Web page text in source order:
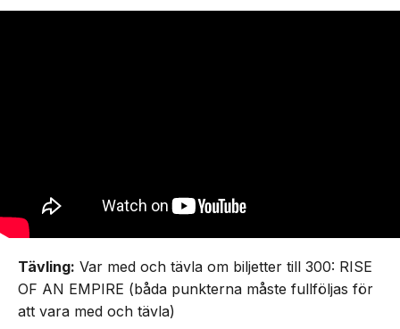
Tävling: Var med och tävla om biljetter till 300: RISE
OF AN EMPIRE (båda punkterna måste fullföljas för
att vara med och tävla)